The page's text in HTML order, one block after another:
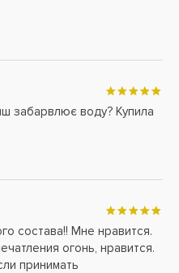
забарвлює воду? Купила
состава!! Мне нравится.
огонь, нравится.
принимать